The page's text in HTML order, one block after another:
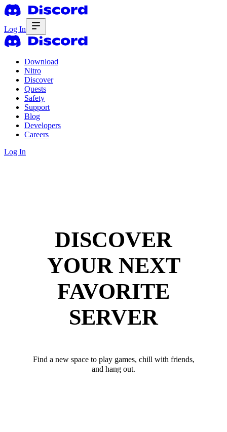
Log In
Download
Nitro
Discover
Quests
Safety
Support
Blog
Developers
Careers
Log In
DISCOVER
YOUR NEXT
FAVORITE
SERVER
Find a new space to play games, chill with friends,
and hang out.